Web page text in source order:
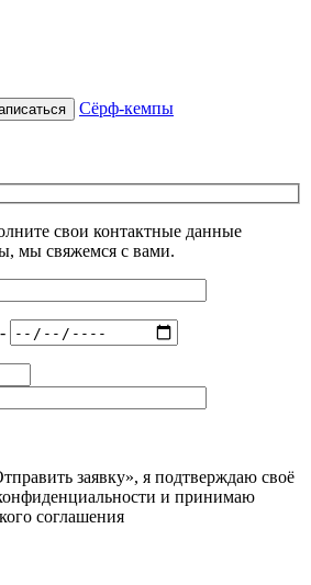
Сёрф-кемпы
свои контактные данные
мы свяжемся с вами.
-
заявку», я подтверждаю своё
и принимаю
соглашения